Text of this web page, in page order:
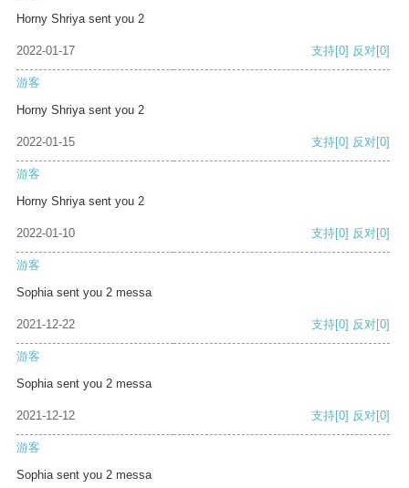
Horny Shriya sent you 2
2022-01-17 支持[0] 反对[0]
游客
Horny Shriya sent you 2
2022-01-15 支持[0] 反对[0]
游客
Horny Shriya sent you 2
2022-01-10 支持[0] 反对[0]
游客
Sophia sent you 2 messa
2021-12-22 支持[0] 反对[0]
游客
Sophia sent you 2 messa
2021-12-12 支持[0] 反对[0]
游客
Sophia sent you 2 messa